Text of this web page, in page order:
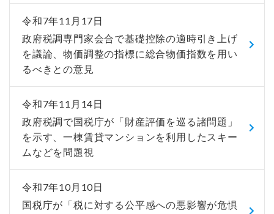
令和7年11月17日
政府税調専門家会合で基礎控除の適時引き上げ
を議論、物価調整の指標に総合物価指数を用い
るべきとの意見
令和7年11月14日
政府税調で国税庁が「財産評価を巡る諸問題」
を示す、一棟賃貸マンションを利用したスキー
ムなどを問題視
令和7年10月10日
国税庁が「税に対する公平感への悪影響が危惧